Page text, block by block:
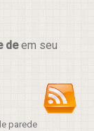
deem seu
parede